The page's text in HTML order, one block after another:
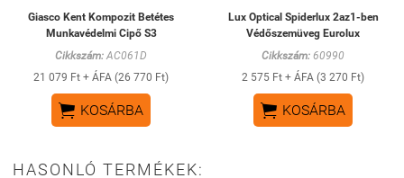
Giasco Kent Kompozit Betétes
Munkavédelmi Cipő S3
Cikkszám: AC061D
21 079 Ft + ÁFA (26 770 Ft)
 KOSÁRBA
Lux Optical Spiderlux 2az1-ben
Védőszemüveg Eurolux
Cikkszám: 60990
2 575 Ft + ÁFA (3 270 Ft)
 KOSÁRBA
HASONLÓ TERMÉKEK: